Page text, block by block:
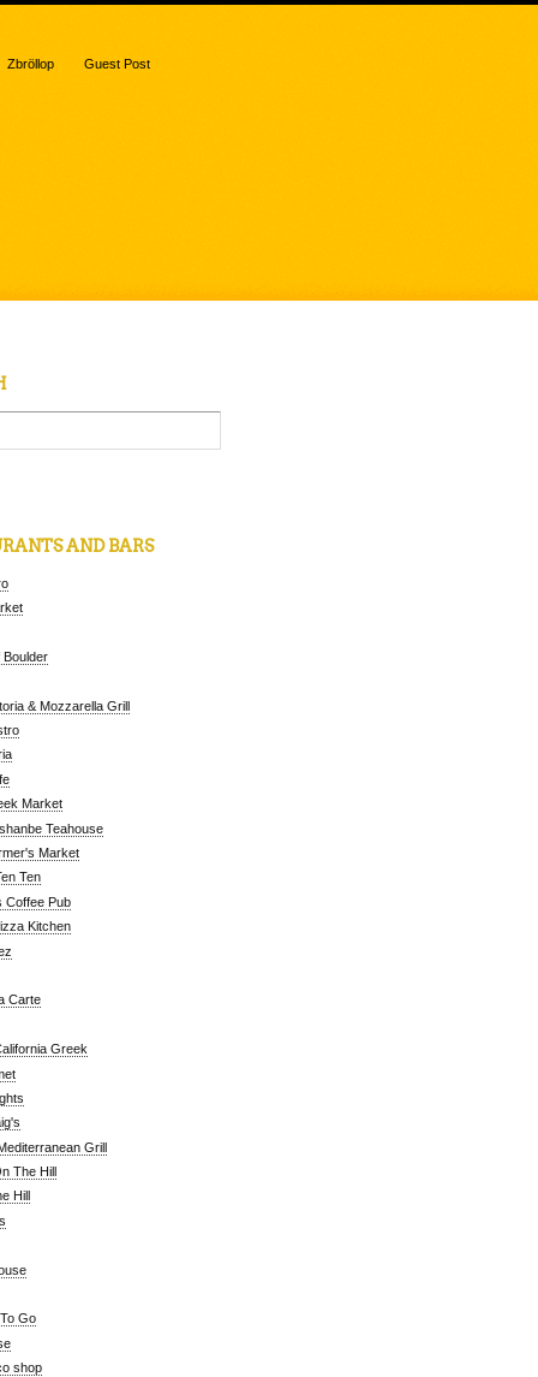
Zbröllop Guest Post
AND BARS
Boulder
& Mozzarella Grill
Market
Teahouse
Market
Ten
Coffee Pub
Kitchen
Carte
Greek
Grill
The Hill
Hill
Go
shop